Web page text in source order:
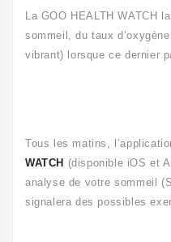
La GOO HEALTH WATCH
sommeil, du taux
vibrant) lorsque ce dernier
Tous les matins,
WATCH (disponible iOS et
analyse de votre sommeil
signalera des possibles